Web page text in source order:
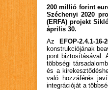
200 millió forint
Széchenyi 2020
(ERFA) projekt
április 30.
Az
EFOP-2.4.1-16-
konstrukciójának
pont biztosításával.
többségi
és a
való hozzáférés
integrációját a